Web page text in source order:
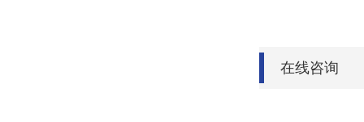
在线咨询